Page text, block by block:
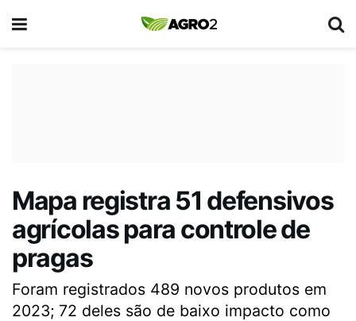
Mapa registra 51 defensivos
agrícolas para controle de
pragas
Foram registrados 489 novos produtos em
2023; 72 deles são de baixo impacto como